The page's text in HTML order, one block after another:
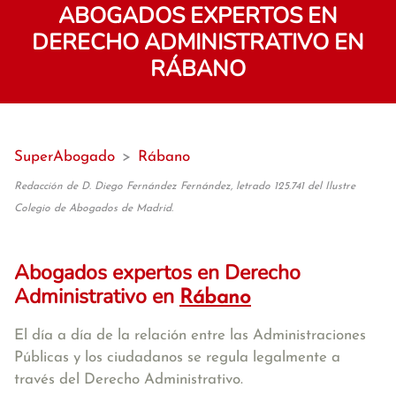
ABOGADOS EXPERTOS EN
DERECHO ADMINISTRATIVO EN
RÁBANO
SuperAbogado > Rábano
Redacción de D. Diego Fernández Fernández, letrado 125.741 del Ilustre
Colegio de Abogados de Madrid.
Abogados expertos en Derecho
Administrativo en Rábano
El día a día de la relación entre las Administraciones
Públicas y los ciudadanos se regula legalmente a
través del Derecho Administrativo.